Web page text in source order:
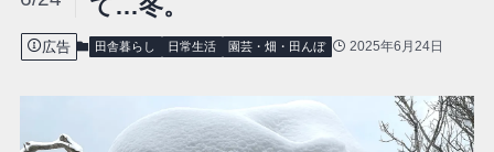
て…冬。
広告 田舎暮らし 日常生活 園芸・畑・田んぼ 2025年6月24日